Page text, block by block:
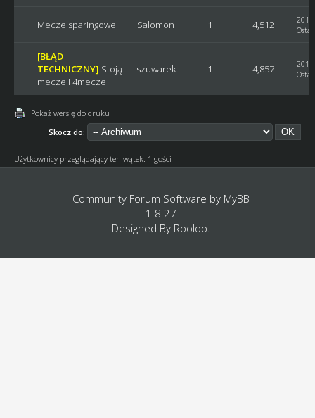
Mecze sparingowe Salomon 1 4,512
[BŁĄD
TECHNICZNY] Stoją
mecze i 4mecze
szuwarek 1 4,857
Pokaż wersję do druku
Skocz do:
Użytkownicy przeglądający ten wątek: 1 gości
Community Forum Software by MyBB
1.8.27
Designed By Rooloo